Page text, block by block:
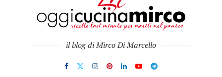
il blog di Mirco Di Marcello